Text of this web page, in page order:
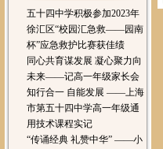
五十四中学积极参加2023年
徐汇区“校园汇急救——园南
杯”应急救护比赛获佳绩
同心共育谋发展 凝心聚力向
未来——记高一年级家长会
知行合一 自能发展 ——上海
市第五十四中学高一年级通
用技术课程实记
“传诵经典 礼赞中华” ——小